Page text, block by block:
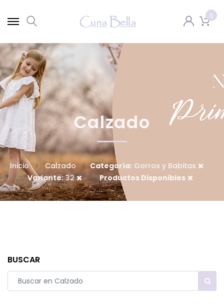
0
Calzado
Inicio Calzado Categoría: Gorros y Babitas
Variante:32 Productos Disponibles
BUSCAR